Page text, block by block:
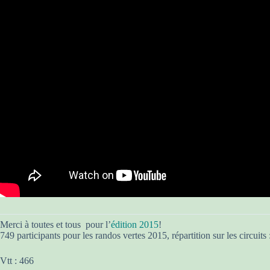
Merci à toutes et tous pour l’édition 2015!
749 participants pour les randos vertes 2015, répartition sur les circuits
Vtt : 466